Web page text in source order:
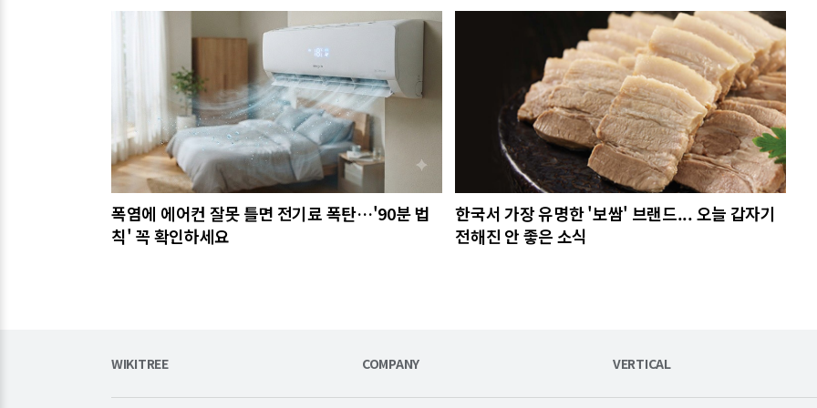
관련기사
폭염에 에어컨 잘못 틀면 전기료 폭탄…'90분 법
칙' 꼭 확인하세요
한국서 가장 유명한 '보쌈' 브랜드... 오늘 갑자기
전해진 안 좋은 소식
WIKITREE COMPANY VERTICAL